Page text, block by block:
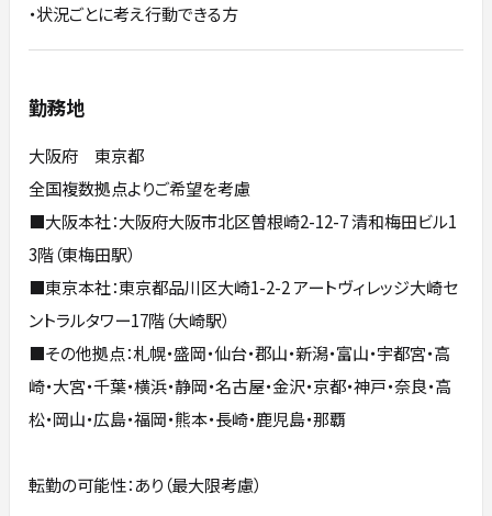
・状況ごとに考え行動できる方
勤務地
大阪府 東京都
全国複数拠点よりご希望を考慮
■大阪本社：大阪府大阪市北区曽根崎2-12-7 清和梅田ビル1
3階（東梅田駅）
■東京本社：東京都品川区大崎1-2-2 アートヴィレッジ大崎セ
ントラルタワー17階（大崎駅）
■その他拠点：札幌・盛岡・仙台・郡山・新潟・富山・宇都宮・高
崎・大宮・千葉・横浜・静岡・名古屋・金沢・京都・神戸・奈良・高
松・岡山・広島・福岡・熊本・長崎・鹿児島・那覇
転勤の可能性：あり（最大限考慮）